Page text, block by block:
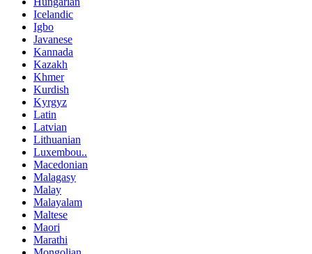
Icelandic
Igbo
Javanese
Kannada
Kazakh
Khmer
Kurdish
Kyrgyz
Latin
Latvian
Lithuanian
Luxembou..
Macedonian
Malagasy
Malay
Malayalam
Maltese
Maori
Marathi